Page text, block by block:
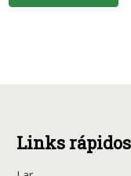
Links rápidos